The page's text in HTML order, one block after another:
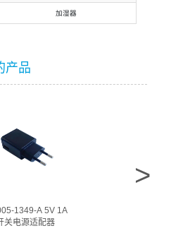
加湿器
产品
1349-A 5V 1A
关电源适配器